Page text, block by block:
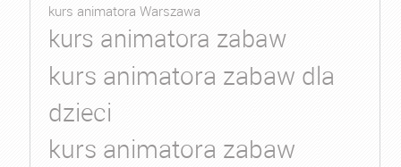
kurs animatora Warszawa
kurs animatora zabaw
kurs animatora zabaw dla
dzieci
kurs animatora zabaw